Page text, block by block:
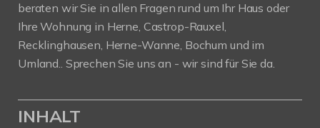
beraten wir Sie in allen Fragen rund um Ihr Haus oder
Ihre Wohnung in Herne, Castrop-Rauxel,
Recklinghausen, Herne-Wanne, Bochum und im
Umland.. Sprechen Sie uns an - wir sind für Sie da.
INHALT